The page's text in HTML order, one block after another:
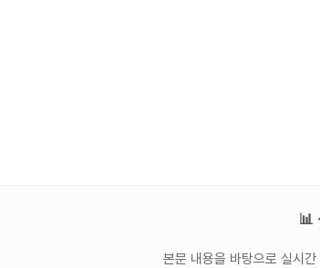
📊
본문 내용을 바탕으로 실시